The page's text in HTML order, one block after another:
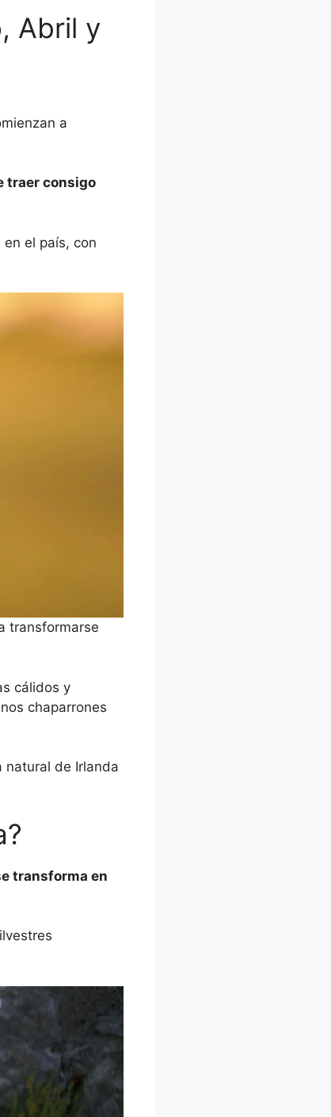
Abril y
a
traer consigo
el país, con
transformarse
cálidos y
chaparrones
natural de Irlanda
transforma en